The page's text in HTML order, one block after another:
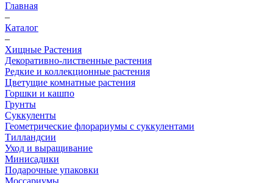
Главная
–
Каталог
–
Хищные Растения
Декоративно-лиственные растения
Редкие и коллекционные растения
Цветущие комнатные растения
Горшки и кашпо
Грунты
Суккуленты
Геометрические флорариумы с суккулентами
Тилландсии
Уход и выращивание
Минисадики
Подарочные упаковки
Моссариумы